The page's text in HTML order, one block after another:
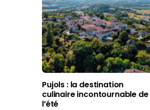
Pujols : la destination
culinaire incontournable de
l’été